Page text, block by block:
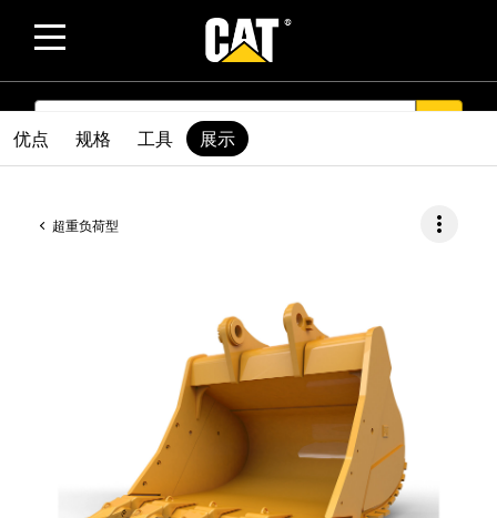
SEARCH
超重负荷型 more_vert
优点 规格 工具 展示